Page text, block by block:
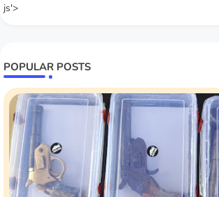
js'>
POPULAR POSTS